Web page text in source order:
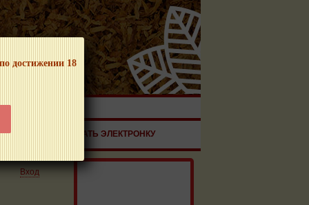
достижении 18
ПРОДУКЦИИ!
ЗАКАЗАТЬ ЭЛЕКТРОНКУ
Вход